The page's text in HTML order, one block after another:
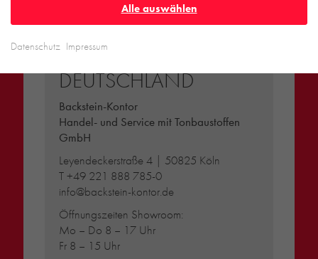
DEUTSCHLAND
Backstein-Kontor
Handel- und Service mit Tonbaustoffen
GmbH
Leyendeckerstraße 4 | 50825 Köln
T+49 221 888 785-0
info@backstein-kontor.de
Öffnungszeiten Showroom:
Mo – Do 8 – 17 Uhr
Fr 8 – 15 Uhr
Alle auswählen
Datenschutz Impressum